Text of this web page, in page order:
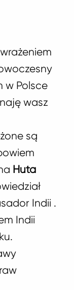
w Polsce
wasz
są
Huta
Indii .
Indii